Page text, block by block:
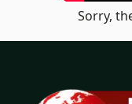
Sorry,